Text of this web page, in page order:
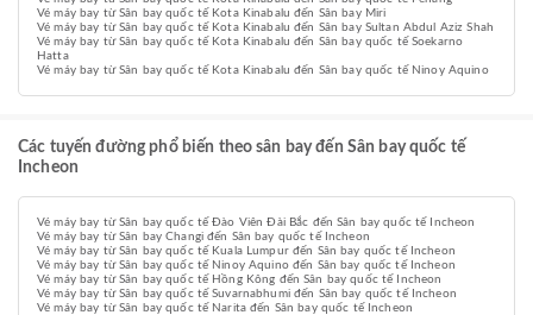
Vé máy bay từ Sân bay quốc tế Kota Kinabalu đến Sân bay Miri
Vé máy bay từ Sân bay quốc tế Kota Kinabalu đến Sân bay Sultan Abdul Aziz Shah
Vé máy bay từ Sân bay quốc tế Kota Kinabalu đến Sân bay quốc tế Soekarno
Hatta
Vé máy bay từ Sân bay quốc tế Kota Kinabalu đến Sân bay quốc tế Ninoy Aquino
Các tuyến đường phổ biến theo sân bay đến Sân bay quốc tế
Incheon
Vé máy bay từ Sân bay quốc tế Đào Viên Đài Bắc đến Sân bay quốc tế Incheon
Vé máy bay từ Sân bay Changi đến Sân bay quốc tế Incheon
Vé máy bay từ Sân bay quốc tế Kuala Lumpur đến Sân bay quốc tế Incheon
Vé máy bay từ Sân bay quốc tế Ninoy Aquino đến Sân bay quốc tế Incheon
Vé máy bay từ Sân bay quốc tế Hồng Kông đến Sân bay quốc tế Incheon
Vé máy bay từ Sân bay quốc tế Suvarnabhumi đến Sân bay quốc tế Incheon
Vé máy bay từ Sân bay quốc tế Narita đến Sân bay quốc tế Incheon